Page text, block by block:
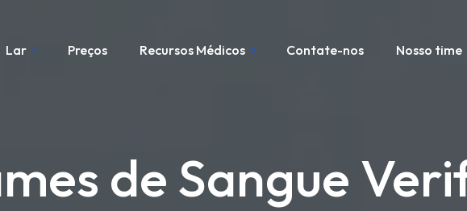
Lar Preços Recursos Médicos Contate-nos Nosso time
de Sangue